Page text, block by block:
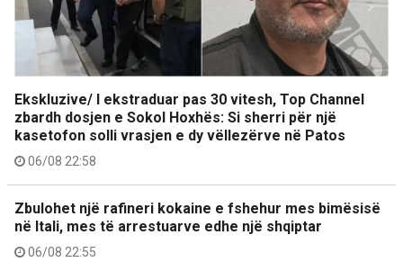
Ekskluzive/ I ekstraduar pas 30 vitesh, Top Channel
zbardh dosjen e Sokol Hoxhës: Si sherri për një
kasetofon solli vrasjen e dy vëllezërve në Patos
06/08 22:58
Zbulohet një rafineri kokaine e fshehur mes bimësisë
në Itali, mes të arrestuarve edhe një shqiptar
06/08 22:55